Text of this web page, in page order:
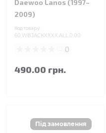
Daewoo Lanos (1997–
2009)
Код товару:
60.WBJACKXXXX.ALL.0.00
0
490.00 грн.